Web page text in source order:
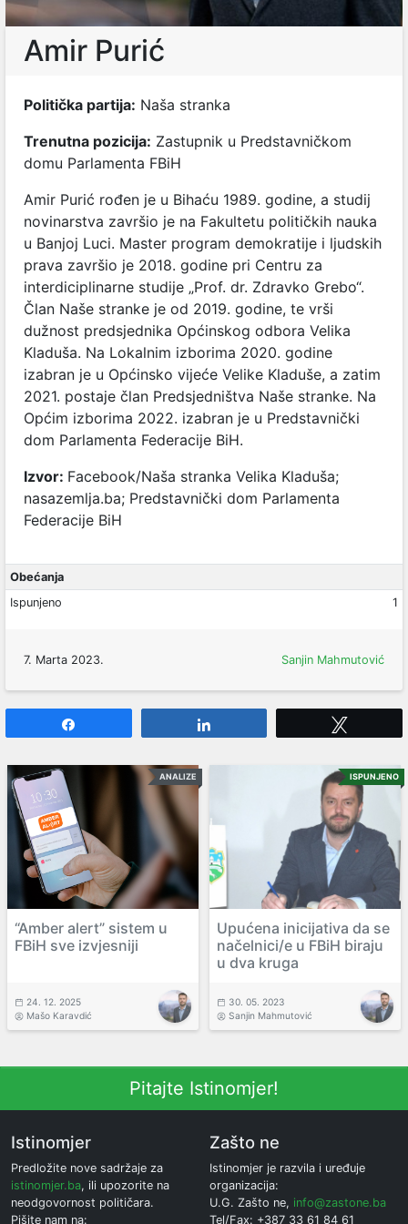
Amir Purić
Politička partija: Naša stranka
Trenutna pozicija: Zastupnik u Predstavničkom
domu Parlamenta FBiH
Amir Purić rođen je u Bihaću 1989. godine, a studij
novinarstva završio je na Fakultetu političkih nauka
u Banjoj Luci. Master program demokratije i ljudskih
prava završio je 2018. godine pri Centru za
interdiciplinarne studije „Prof. dr. Zdravko Grebo“.
Član Naše stranke je od 2019. godine, te vrši
dužnost predsjednika Općinskog odbora Velika
Kladuša. Na Lokalnim izborima 2020. godine
izabran je u Općinsko vijeće Velike Kladuše, a zatim
2021. postaje član Predsjedništva Naše stranke. Na
Općim izborima 2022. izabran je u Predstavnički
dom Parlamenta Federacije BiH.
Izvor: Facebook/Naša stranka Velika Kladuša;
nasazemlja.ba; Predstavnički dom Parlamenta
Federacije BiH
Obećanja
Ispunjeno
1
7. Marta 2023. Sanjin Mahmutović
ANALIZE
“Amber alert” sistem u
FBiH sve izvjesniji
24. 12. 2025
Mašo Karavdić
ISPUNJENO
Upućena inicijativa da se
načelnici/e u FBiH biraju
u dva kruga
30. 05. 2023
Sanjin Mahmutović
Pitajte Istinomjer!
Istinomjer
Predložite nove sadržaje za
istinomjer.ba, ili upozorite na
neodgovornost političara.
Pišite nam na:
Zašto ne
Istinomjer je razvila i uređuje
organizacija:
U.G. Zašto ne, info@zastone.ba
Tel/Fax: +387 33 61 84 61